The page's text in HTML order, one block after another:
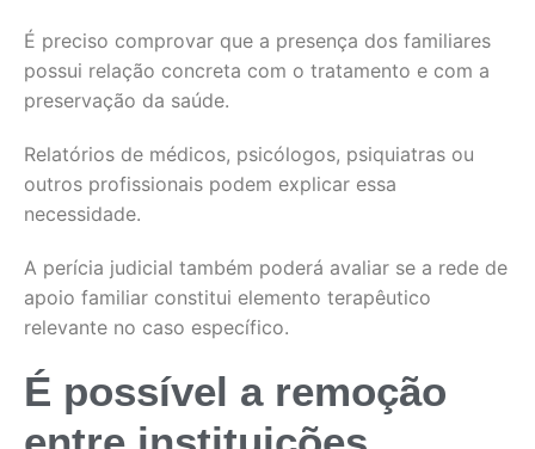
É preciso comprovar que a presença dos familiares
possui relação concreta com o tratamento e com a
preservação da saúde.
Relatórios de médicos, psicólogos, psiquiatras ou
outros profissionais podem explicar essa
necessidade.
A perícia judicial também poderá avaliar se a rede de
apoio familiar constitui elemento terapêutico
relevante no caso específico.
É possível a remoção